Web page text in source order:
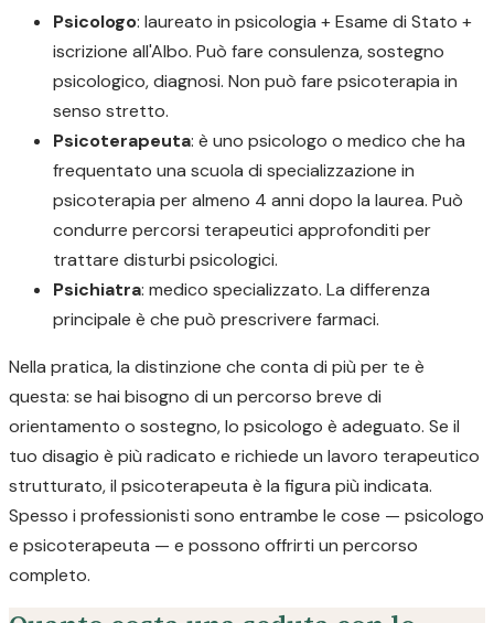
Psicologo: laureato in psicologia + Esame di Stato +
iscrizione all'Albo. Può fare consulenza, sostegno
psicologico, diagnosi. Non può fare psicoterapia in
senso stretto.
Psicoterapeuta: è uno psicologo o medico che ha
frequentato una scuola di specializzazione in
psicoterapia per almeno 4 anni dopo la laurea. Può
condurre percorsi terapeutici approfonditi per
trattare disturbi psicologici.
Psichiatra: medico specializzato. La differenza
principale è che può prescrivere farmaci.
Nella pratica, la distinzione che conta di più per te è
questa: se hai bisogno di un percorso breve di
orientamento o sostegno, lo psicologo è adeguato. Se il
tuo disagio è più radicato e richiede un lavoro terapeutico
strutturato, il psicoterapeuta è la figura più indicata.
Spesso i professionisti sono entrambe le cose — psicologo
e psicoterapeuta — e possono offrirti un percorso
completo.